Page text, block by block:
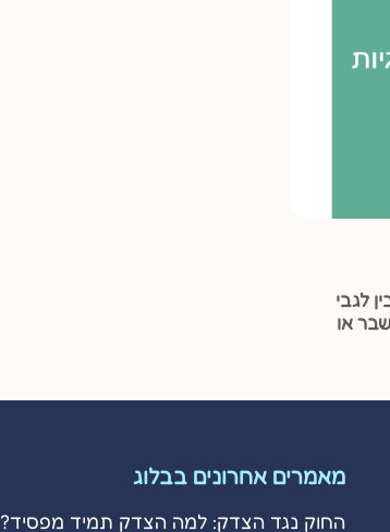
לגבי
או
מאמרים אחרונים בבלוג
החוק נגד הצדק: למה הצדק תמיד מפסיד?